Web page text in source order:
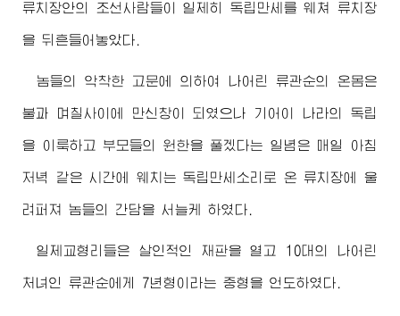
류치장안의 조선사람들이 일제히 독립만세를 웨쳐 류치장
을 뒤흔들어놓았다.
놈들의 악착한 고문에 의하여 나어린 류관순의 온몸은
불과 며칠사이에 만신창이 되였으나 기어이 나라의 독립
을 이룩하고 부모들의 원한을 풀겠다는 일념은 매일 아침
저녁 같은 시간에 웨치는 독립만세소리로 온 류치장에 울
려퍼져 놈들의 간담을 서늘케 하였다.
일제교형리들은 살인적인 재판을 열고 10대의 나어린
처녀인 류관순에게 7년형이라는 중형을 언도하였다.